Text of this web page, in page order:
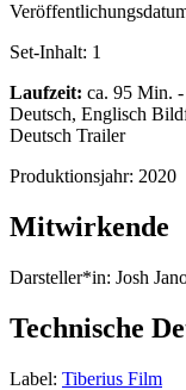
Set-Inhalt: 1
Laufzeit: ca. 95 Min.
Deutsch, Englisch
Deutsch Trailer
Produktionsjahr: 2020
Mitwirkende
Darsteller*in: Josh
Technische
Label: Tiberius Film